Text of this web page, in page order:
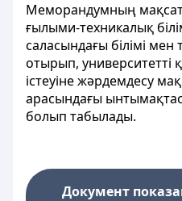
Меморандумның
ғылыми-техникалық
саласындағы білімі мен
отырып,
істеуіне жәрдемдесу
арасындағы
болып табылады.
Документ